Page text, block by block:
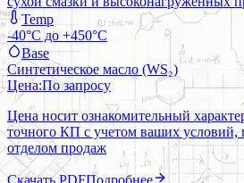
Temp
-40°C до +450°C
Base
Синтетическое масло (WS₂)
Цена:По запросу
Цена носит ознакомительный
точного КП с учетом ваших условий,
отделом продаж
Скачать PDFПодробнее